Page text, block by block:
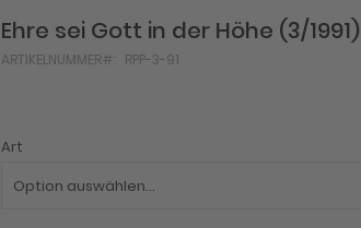
Ehre sei Gott in der Höhe (3/1991)
ARTIKELNUMMER RPP-3-91
Art